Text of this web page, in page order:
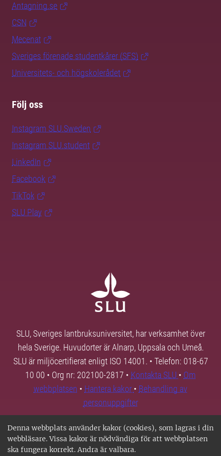
Denna webbplats använder kakor (cookies), som lagras i din
webbläsare. Vissa kakor är nödvändiga för att webbplatsen
ska fungera korrekt. Andra är valbara.
Antagning.se
CSN
Mecenat
Sveriges förenade studentkårer (SFS)
Universitets- och högskolerådet
Följ oss
Instagram SLU.Sweden
Instagram SLU.student
LinkedIn
Facebook
TikTok
SLU Play
SLU, Sveriges lantbruksuniversitet, har verksamhet över
hela Sverige. Huvudorter är Alnarp, Uppsala och Umeå.
SLU är miljöcertifierat enligt ISO 14001. • Telefon: 018-67
10 00 • Org nr: 202100-2817 • Kontakta SLU • Om
webbplatsen • Hantera kakor • Behandling av
personuppgifter